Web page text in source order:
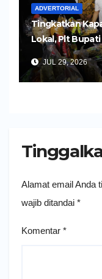
ADVERTORIAL
Tingkatkan
Lokal, Plt
Impor dan
JUL 29, 2026
Alamat email Anda
wajib ditandai *
Komentar *